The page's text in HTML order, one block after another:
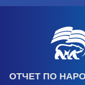
ОТЧЕТ ПО